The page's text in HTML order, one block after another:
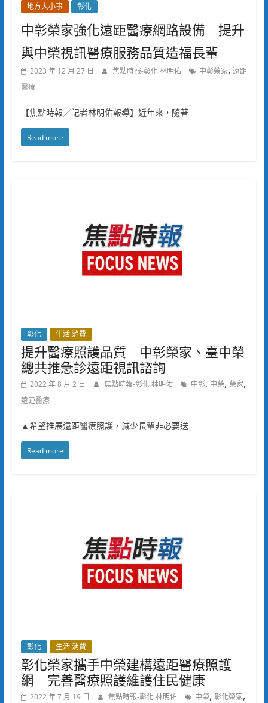
地方大小事 彰化
中彰榮家強化遠距醫療網路設備 提升
與中榮視訊醫療服務品質造福長輩
2023 年 12 月 27 日 焦點時報-彰化 林明佑 中彰榮家, 遠距
醫療
【焦點時報／記者林明佑報導】近年來，隨著
Read more
彰化 生活.消費
提升醫療照護品質 中彰榮家、臺中榮
總共推急診遠距視訊諮詢
2022 年 8 月 2 日 焦點時報-彰化 林明佑 中彰, 中榮, 榮家,
遠距醫療
▲希望推展遠距醫療照護，減少長輩非必要送
Read more
彰化 生活.消費
彰化榮家攜手中榮建構遠距醫療照護
網 完善醫療照護維護住民健康
2022 年 7 月 19 日 焦點時報-彰化 林明佑 中榮, 彰化榮家,